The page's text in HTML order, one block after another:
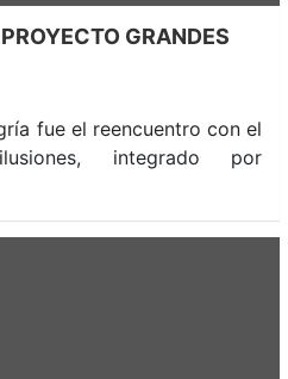
GRANDES
fue el reencuentro con el
integrado por